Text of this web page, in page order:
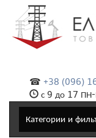
☎ +38 (096)
с 9 до 17
Категории и